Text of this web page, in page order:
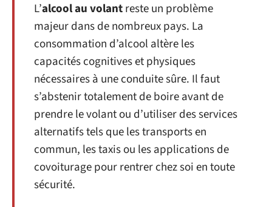
L’alcool au volantreste un problème
majeur dans de nombreux pays. La
consommation d’alcool altère les
capacités cognitives et physiques
nécessaires à une conduite sûre. Il faut
s’abstenir totalement de boire avant de
prendre le volant ou d’utiliser des services
alternatifs tels que les transports en
commun, les taxis ou les applications de
covoiturage pour rentrer chez soi en toute
sécurité.